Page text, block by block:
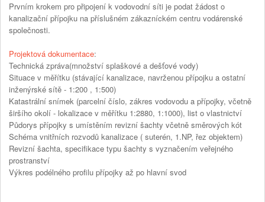
Prvním krokem pro připojení k vodovodní síti je podat žádost o
kanalizační přípojku na příslušném zákazníckém centru vodárenské
společnosti.
Projektová dokumentace:
Technická zpráva(množství splaškové a dešťové vody)
Situace v měřítku (stávající kanalizace, navrženou přípojku a ostatní
inženýrské sítě - 1:200 , 1:500)
Katastrální snímek (parcelní číslo, zákres vodovodu a přípojky, včetně
širšího okolí - lokalizace v měřítku 1:2880, 1:1000), list o vlastnictví
Půdorys přípojky s umístěním revizní šachty včetně směrových kót
Schéma vnitřních rozvodů kanalizace ( suterén, 1.NP, řez objektem)
Revizní šachta, specifikace typu šachty s vyznačením veřejného
prostranství
Výkres podélného profilu přípojky až po hlavní svod